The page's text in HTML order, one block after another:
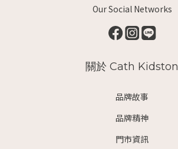
Our Social Networks
關於 Cath Kidston
品牌故事
品牌精神
門市資訊